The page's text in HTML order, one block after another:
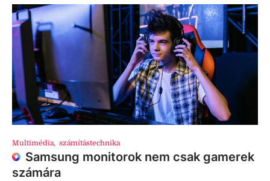
Multimédia, számítástechnika
Samsung monitorok nem csak gamerek
számára